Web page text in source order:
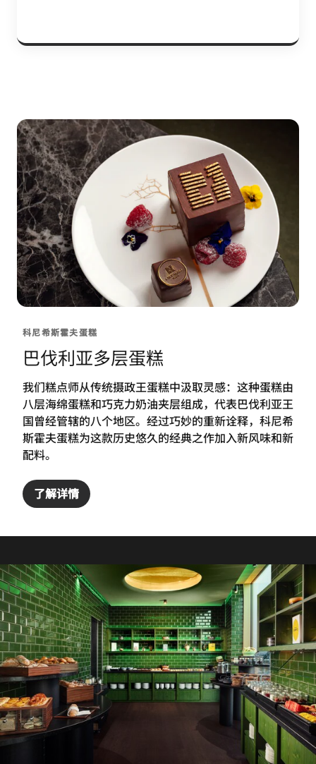
科尼希斯霍夫蛋糕
巴伐利亚多层蛋糕
我们糕点师从传统摄政王蛋糕中汲取灵感：这种蛋糕由
八层海绵蛋糕和巧克力奶油夹层组成，代表巴伐利亚王
国曾经管辖的八个地区。经过巧妙的重新诠释，科尼希
斯霍夫蛋糕为这款历史悠久的经典之作加入新风味和新
配料。
了解详情